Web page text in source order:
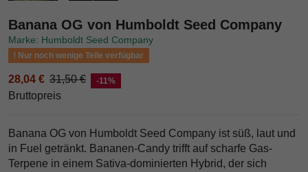
Banana OG von Humboldt Seed Company
Marke: Humboldt Seed Company
Nur noch wenige Teile verfügbar
28,04 € 31,50 € -11%
Bruttopreis
Banana OG von Humboldt Seed Company ist süß, laut und
in Fuel getränkt. Bananen-Candy trifft auf scharfe Gas-
Terpene in einem Sativa-dominierten Hybrid, der sich